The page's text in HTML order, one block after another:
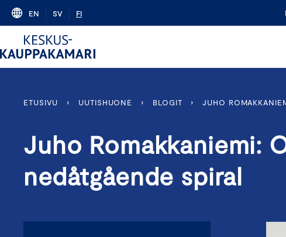
Skip
content
EN SV FI
ETUSIVU › UUTISHUONE › BLOGIT › JUHO
Juho Romakkaniemi:
nedåtgående spiral